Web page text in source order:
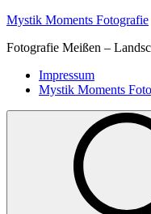
Skip
content
Mystik Moments Fotografie
Fotografie Meißen –
Primary
Menu
Impressum
Mystik Moments